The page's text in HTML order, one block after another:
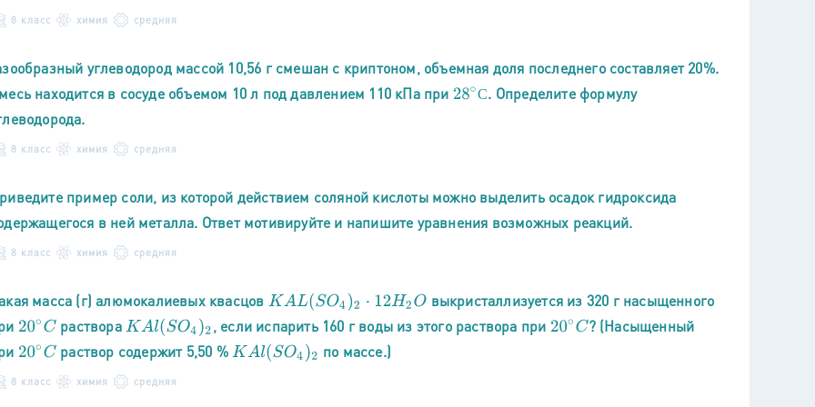
8 класс химия средняя
углеводород массой 10,56 г смешан с криптоном, объемная доля последнего составляет 20%.
находится в сосуде объемом 10 л под давлением 110 кПа при
С
28∘С. Определите формулу
8 класс химия средняя
пример соли, из которой действием соляной кислоты можно выделить осадок гидроксида
в ней металла. Ответ мотивируйте и напишите уравнения возможных реакций.
8 класс химия средняя
масса (г) алюмокалиевых квасцов KAL(SO4)2⋅12H 2 O
выкристаллизуется из 320 г насыщенного
20∘C раствораKAl(SO4)2 , если испарить 160 г воды из этого раствора при 20∘C ? (Насыщенный
20∘C раствор содержит 5,50 %KAl(SO4)2 по массе.)
8 класс химия средняя